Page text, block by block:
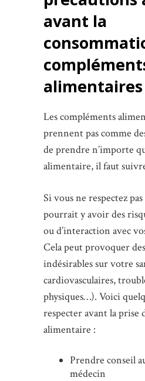
avant la
alimentaires
Les compléments
prennent pas comme
de prendre n’importe
alimentaire, il faut
Si vous ne respectez
pourrait y avoir des
ou d’interaction avec
Cela peut provoquer
indésirables sur votre
cardiovasculaires,
physiques…). Voici
respecter avant la prise
alimentaire :
Prendre conseil
médecin